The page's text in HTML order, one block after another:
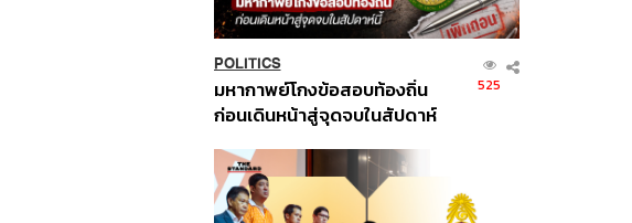
POLITICS
มหากาพย์โกงข้อสอบท้องถิ่น
ก่อนเดินหน้าสู่จุดจบในสัปดาห์
525